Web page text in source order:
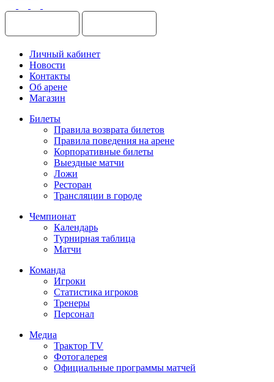
Личный кабинет
Новости
Контакты
Об арене
Магазин
Билеты
Правила возврата билетов
Правила поведения на арене
Корпоративные билеты
Выездные матчи
Ложи
Ресторан
Трансляции в городе
Чемпионат
Календарь
Турнирная таблица
Матчи
Команда
Игроки
Статистика игроков
Тренеры
Персонал
Медиа
Трактор TV
Фотогалерея
Официальные программы матчей